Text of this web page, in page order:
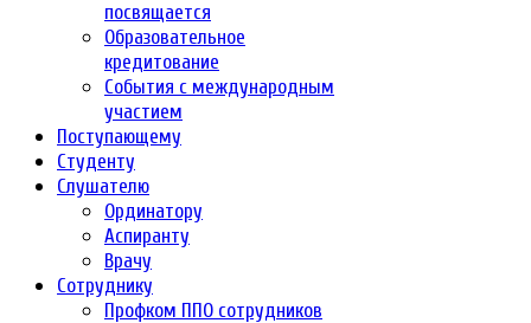
посвящается
Образовательное
кредитование
События с международным
участием
Поступающему
Студенту
Слушателю
Ординатору
Аспиранту
Врачу
Сотруднику
Профком ППО сотрудников